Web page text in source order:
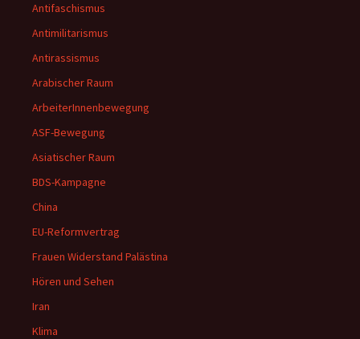
Antifaschismus
Antimilitarismus
Antirassismus
Arabischer Raum
ArbeiterInnenbewegung
ASF-Bewegung
Asiatischer Raum
BDS-Kampagne
China
EU-Reformvertrag
Frauen Widerstand Palästina
Hören und Sehen
Iran
Klima